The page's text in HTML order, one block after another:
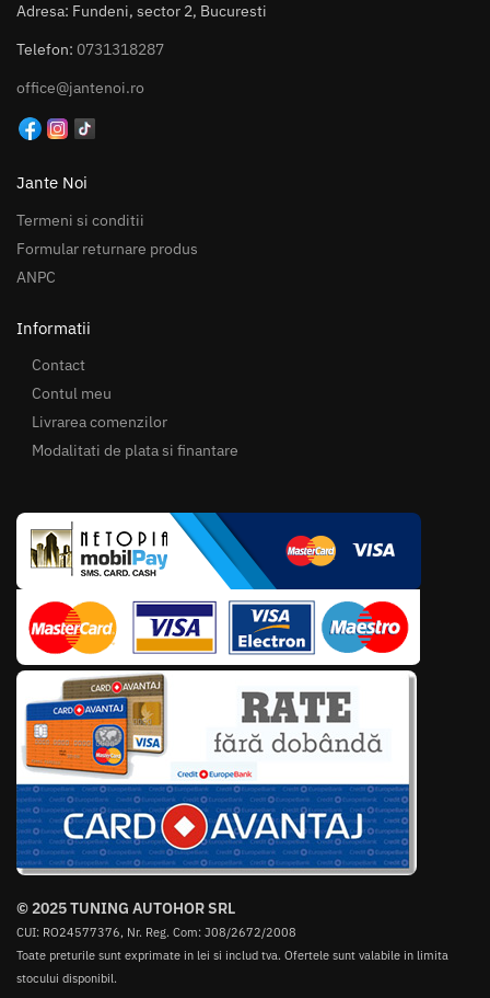
Adresa: Fundeni, sector 2, Bucuresti
Telefon: 0731318287
office@jantenoi.ro
Jante Noi
Termeni si conditii
Formular returnare produs
ANPC
Informatii
Contact
Contul meu
Livrarea comenzilor
Modalitati de plata si finantare
© 2025 TUNING AUTOHOR SRL
CUI: RO24577376, Nr. Reg. Com: J08/2672/2008
Toate preturile sunt exprimate in lei si includ tva. Ofertele sunt valabile in limita
stocului disponibil.